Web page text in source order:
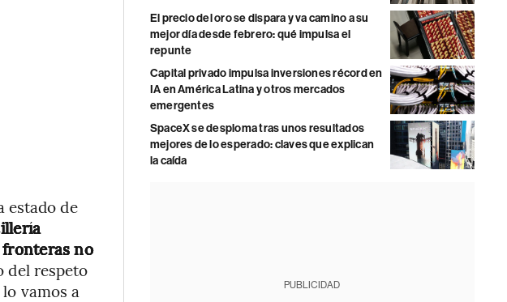
estado de
no
del respeto
vamos a
El precio del oro se dispara y va camino a su
mejor día desde febrero: qué impulsa el
repunte
Capital privado impulsa inversiones récord en
IA en América Latina y otros mercados
emergentes
SpaceX se desploma tras unos resultados
mejores de lo esperado: claves que explican
la caída
PUBLICIDAD